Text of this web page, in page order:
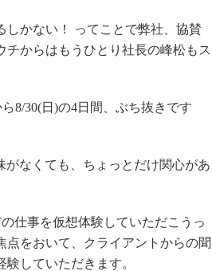
かない！ ってことで弊社、協賛
チからはもうひとり社長の峰松もス
8/30(日)の4日間、ぶち抜きです
なくても、ちょっとだけ関心があ
仕事を仮想体験していただこうっ
をおいて、クライアントからの聞
していただきます。